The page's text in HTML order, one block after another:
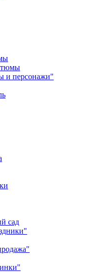
и персонажи"
сад